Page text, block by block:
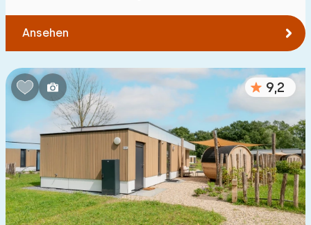
Ansehen
9,2